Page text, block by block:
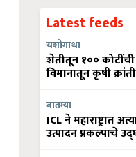
Latest feeds
यशोगाथा
शेतीतून १००
विमानातून कृषी
बातम्या
ICL ने महाराष्ट्रात
उत्पादन प्रकल्पाचे